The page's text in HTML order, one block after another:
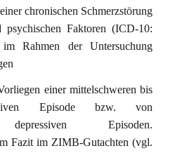
chronischen Schmerzstörung
psychischen Faktoren (ICD-10:
Rahmen der Untersuchung
einer mittelschweren bis
Episode bzw. von
depressiven Episoden.
Fazit im ZIMB-Gutachten (vgl.